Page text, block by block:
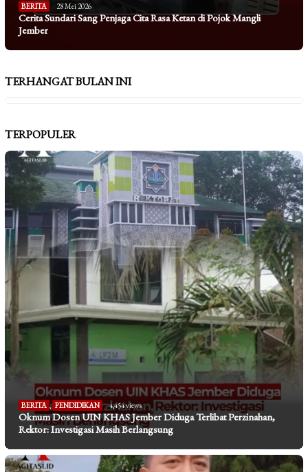
BERITA 28 Mei 2026
Cerita Sundari Sang Penjaga Cita Rasa Ketan di Pojok Mangli
Jember
TERHANGAT BULAN INI
TERPOPULER
BERITA , PENDIDIKAN 4,454 views
Oknum Dosen UIN KHAS Jember Diduga Terlibat Perzinahan,
Rektor: Investigasi Masih Berlangsung